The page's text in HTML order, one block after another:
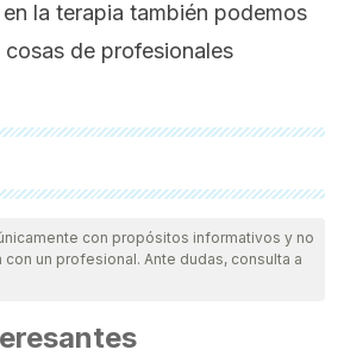
la terapia también podemos
cosas de profesionales
fueron revisadas a profundidad por
su calidad, confiabilidad,
bibliografía de este artículo fue
con propósitos informativos y no
un profesional. Ante dudas, consulta a